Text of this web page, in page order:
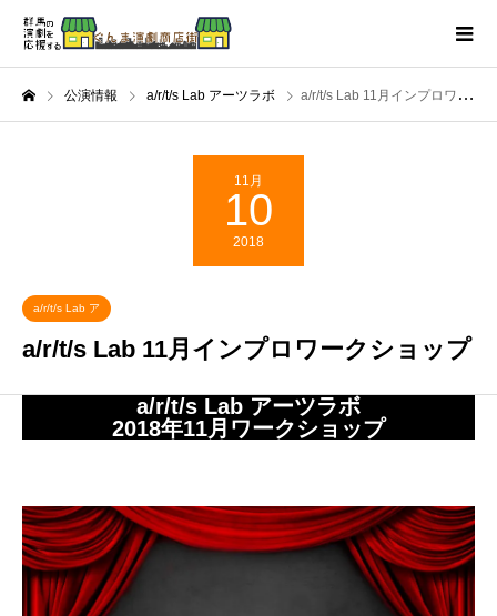
公演情報 a/r/t/s Lab アーツラボ a/r/t/s Lab 11月インプロワークショップ
11月
10
2018
a/r/t/s Lab ア
a/r/t/s Lab 11月インプロワークショップ
a/r/t/s Lab アーツラボ
2018年11月ワークショップ